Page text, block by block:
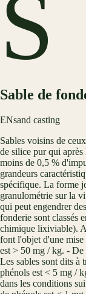
S
Sable de
ENsand casting
Sables voisins de
de silice pur qui après
moins de 0,5 %
grandeurs
spécifique. La forme
granulométrie sur la
qui peut engendrer
fonderie sont classés
chimique lixiviable).
font l'objet d'une mise
est > 50 mg / kg. - De
Les sables sont dits à
phénols est < 5 mg /
dans les conditions